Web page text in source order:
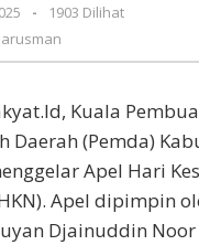
oleh
Andi
-
1903 Dilihat
Kuala
Daerah (Pemda)
Apel Hari
Apel dipimpin
Djainuddin